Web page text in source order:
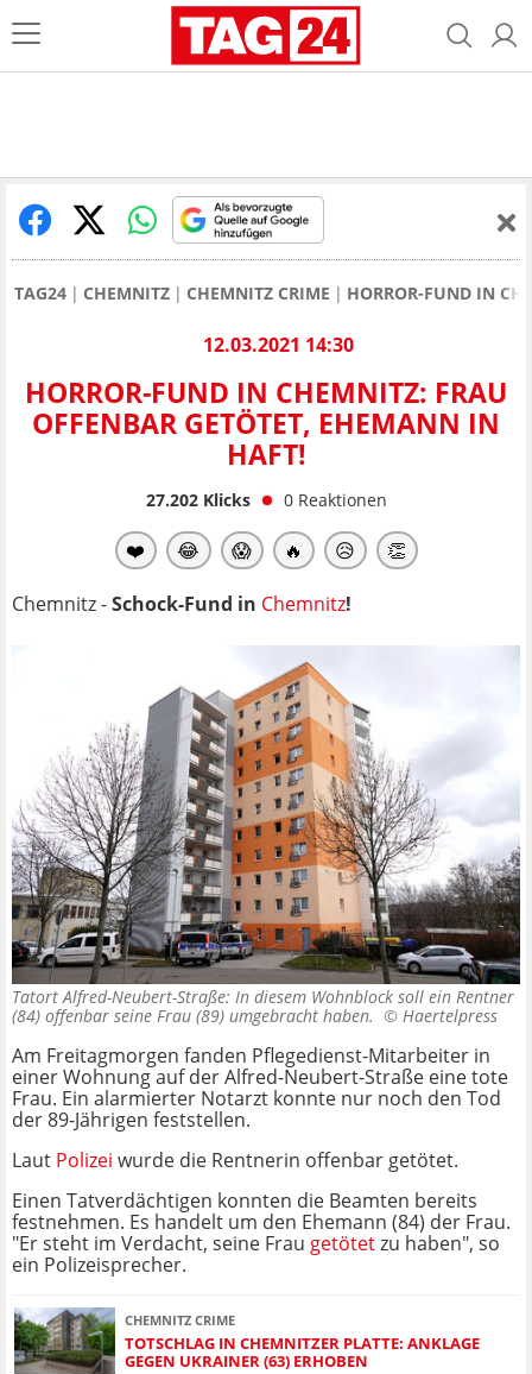
TAG24 CHEMNITZ CHEMNITZ CRIME HORROR-FUND IN
12.03.2021 14:30
HORROR-FUND IN CHEMNITZ: FRAU
OFFENBAR GETÖTET, EHEMANN IN
HAFT!
27.202Klicks 0 Reaktionen
❤️ 😂 😱 🔥 😥 👏
Chemnitz -Schock-Fund in Chemnitz!
Tatort Alfred-Neubert-Straße: In diesem Wohnblock soll ein Rentner
(84) offenbar seine Frau (89) umgebracht haben. © Haertelpress
Am Freitagmorgen fanden Pflegedienst-Mitarbeiter in
einer Wohnung auf der Alfred-Neubert-Straße eine tote
Frau. Ein alarmierter Notarzt konnte nur noch den Tod
der 89-Jährigen feststellen.
Laut Polizei wurde die Rentnerin offenbar getötet.
Einen Tatverdächtigen konnten die Beamten bereits
festnehmen. Es handelt um den Ehemann (84) der Frau.
"Er steht im Verdacht, seine Frau getötetzu haben", so
ein Polizeisprecher.
CHEMNITZ CRIME
TOTSCHLAG IN CHEMNITZER PLATTE: ANKLAGE
GEGEN UKRAINER (63) ERHOBEN